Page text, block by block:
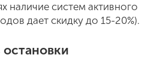
наличие систем активного
дает скидку до 15-20%).
остановки